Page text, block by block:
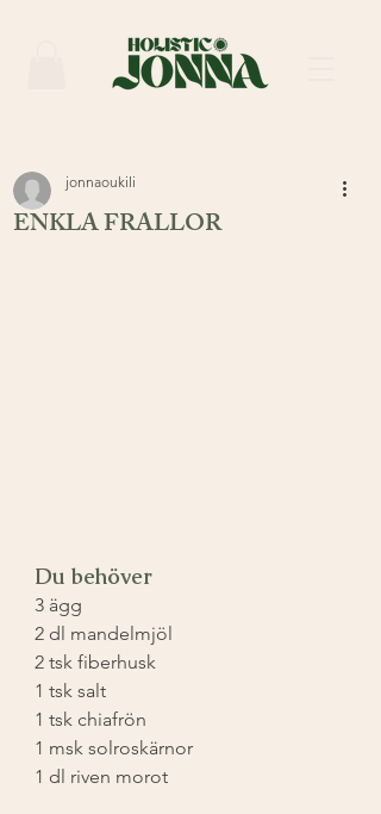
ENKLA FRALLOR
jonnaoukili
Du behöver
3 ägg ⁣
2 dl mandelmjöl ⁣
2 tsk fiberhusk ⁣
1 tsk salt ⁣
1 tsk chiafrön ⁣
1 msk solroskärnor ⁣
1 dl riven morot ⁣